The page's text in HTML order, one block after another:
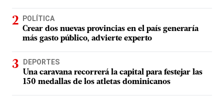
POLÍTICA
Crear dos nuevas provincias en el país generaría
más gasto público, advierte experto
DEPORTES
Una caravana recorrerá la capital para festejar las
150 medallas de los atletas dominicanos